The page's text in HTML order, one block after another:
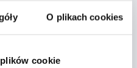
O plikach cookies
cookie